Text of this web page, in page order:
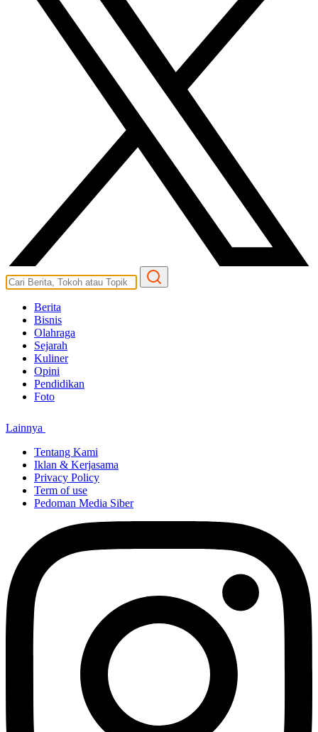
Berita
Bisnis
Olahraga
Sejarah
Kuliner
Opini
Pendidikan
Foto
Lainnya
Tentang Kami
Iklan & Kerjasama
Privacy Policy
Term of use
Pedoman Media Siber